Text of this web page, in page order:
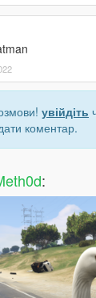
увійдіть
коментар.
: